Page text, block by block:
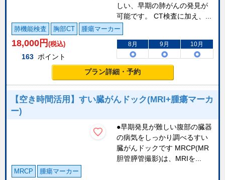
しい、早期の肺がんの発見が
可能です。 CT検査に加え、...
肺機能検査 胸部CT 腫瘍マーカー
18,000 円 (税込)
163 ポイント
8月 9月 10月
プラン詳細・予約
【空き時間活用】すい臓がんドック(MRI+腫瘍マーカ
ー)
●早期発見が難しい腹部の臓器
の病気をしっかり調べるすい
臓がんドックです MRCP(MR
胆管膵管撮影)は、MRIを...
MRCP 腫瘍マーカー